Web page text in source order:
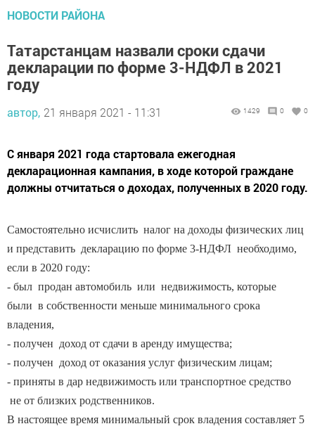
декларации по форме 3-НДФЛ в 2021
году
автор,
декларационная кампания, в ходе которой граждане
должны отчитаться о доходах, полученных в 2020 году.
и представить декларацию по форме 3-НДФЛ необходимо,
если в 2020 году:
- был продан автомобиль или недвижимость, которые
были в собственности меньше минимального срока
владения,
- получен доход от сдачи в аренду имущества;
- получен доход от оказания услуг физическим лицам;
- приняты в дар недвижимость или транспортное средство
не от близких родственников.
В настоящее время минимальный срок владения составляет 5
лет, а в некоторых случаях 3 года, например при продаже